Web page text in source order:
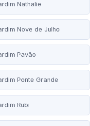
Nathalie
Nove de Julho
Pavão
Ponte Grande
Rubi